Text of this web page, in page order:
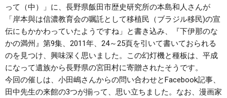
って（中）」に、長野県飯田市歴史研究所の本島和人さんが
「岸本與は信濃教育会の嘱託として移植民（ブラジル移民)の宣
伝にもかかわっていたようですね」と書き込み、『下伊那のな
かの満州』第9集、2011年、24～25頁を引いて書いておられる
のを見つけ、興味深く思いました。この幻灯機と種板は、平成
になって遺族から長野県の宮田村に寄贈されたそうです。
今回の催しは、小田嶋さんからの問い合わせとFacebook記事、
田中先生の来館の3つが揃って、思い立ちました。なお、漫画家